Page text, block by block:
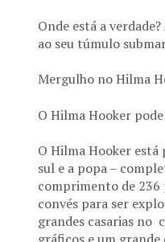
Onde está a
ao seu túmulo
Mergulho no Hilma
O Hilma Hooker
O Hilma Hooker está
sul e a popa –
comprimento de 236
convés para ser
grandes casarias no